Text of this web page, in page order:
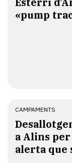
«pump
CAMPAMENTS
a Alins
alerta que